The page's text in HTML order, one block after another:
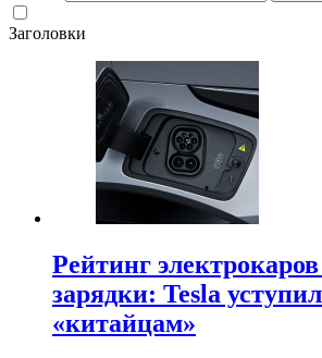
Заголовки
Рейтинг
зарядки: Tesla
«китайцам»